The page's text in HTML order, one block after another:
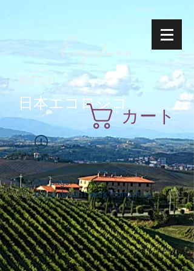
Ecoyapann
株式会社
日本エコロジコカート
Widget Didn’t Load
Check your internet and refresh
this page.
If that doesn’t work, contact us.